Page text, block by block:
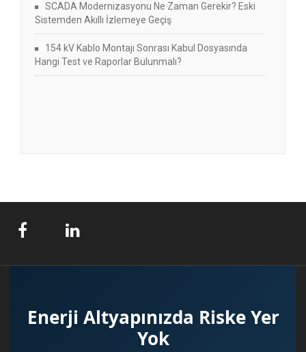
SCADA Modernizasyonu Ne Zaman Gerekir? Eski
Sistemden Akıllı İzlemeye Geçiş
154 kV Kablo Montajı Sonrası Kabul Dosyasında
Hangi Test ve Raporlar Bulunmalı?
Enerji Altyapınızda Riske Yer
Yok